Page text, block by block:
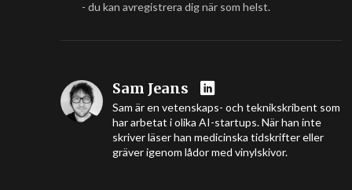
- du kan avregistrera dig när som helst.
Sam Jeans
Sam är en vetenskaps- och teknikskribent som
har arbetat i olika AI-startups. När han inte
skriver läser han medicinska tidskrifter eller
gräver igenom lådor med vinylskivor.